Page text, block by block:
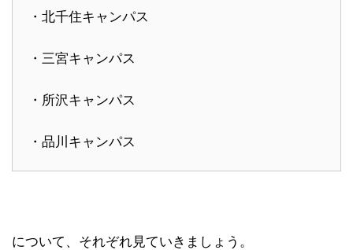
・北千住キャンパス
・三宮キャンパス
・所沢キャンパス
・品川キャンパス
について、それぞれ見ていきましょう。